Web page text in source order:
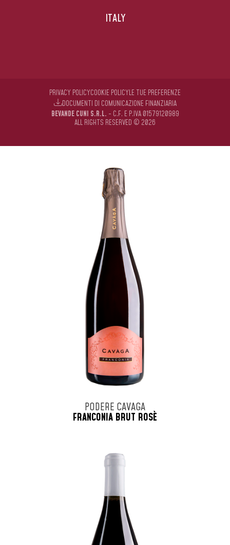
ITALY
BEVANDE CUNI S.R.L. - C.F. E P.IVA 01579120989
ALL RIGHTS RESERVED © 2026
PRIVACY POLICYCOOKIE POLICYLE TUE PREFERENZE
DOCUMENTI DI COMUNICAZIONE FINANZIARIA
PODERE CAVAGA
FRANCONIA BRUT ROSÈ